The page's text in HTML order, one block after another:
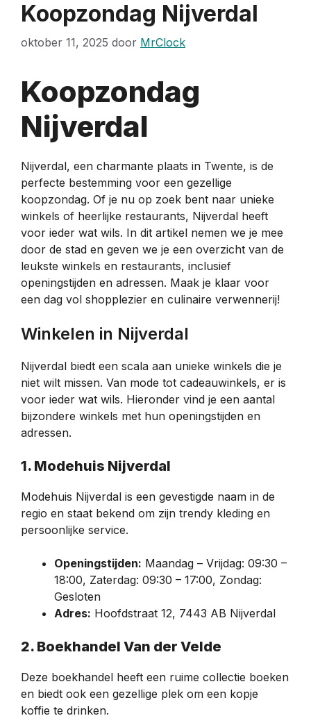
Koopzondag Nijverdal
oktober 11, 2025 door MrClock
Koopzondag
Nijverdal
Nijverdal, een charmante plaats in Twente, is de
perfecte bestemming voor een gezellige
koopzondag. Of je nu op zoek bent naar unieke
winkels of heerlijke restaurants, Nijverdal heeft
voor ieder wat wils. In dit artikel nemen we je mee
door de stad en geven we je een overzicht van de
leukste winkels en restaurants, inclusief
openingstijden en adressen. Maak je klaar voor
een dag vol shopplezier en culinaire verwennerij!
Winkelen in Nijverdal
Nijverdal biedt een scala aan unieke winkels die je
niet wilt missen. Van mode tot cadeauwinkels, er is
voor ieder wat wils. Hieronder vind je een aantal
bijzondere winkels met hun openingstijden en
adressen.
1. Modehuis Nijverdal
Modehuis Nijverdal is een gevestigde naam in de
regio en staat bekend om zijn trendy kleding en
persoonlijke service.
Openingstijden: Maandag – Vrijdag: 09:30 –
18:00, Zaterdag: 09:30 – 17:00, Zondag:
Gesloten
Adres: Hoofdstraat 12, 7443 AB Nijverdal
2. Boekhandel Van der Velde
Deze boekhandel heeft een ruime collectie boeken
en biedt ook een gezellige plek om een kopje
koffie te drinken.